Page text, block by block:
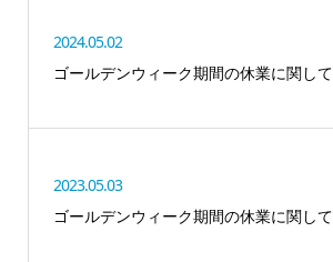
2024.05.02
ゴールデンウィーク期間の休業に関して
2023.05.03
ゴールデンウィーク期間の休業に関して